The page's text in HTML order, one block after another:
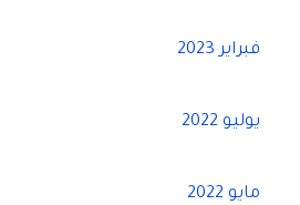
فبراير 2023
يوليو 2022
مايو 2022